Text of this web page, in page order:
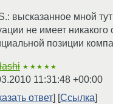
высказанное мной
не имеет
позиции
★★★★★
11:31:48 +00:00
ответ
Ссылка